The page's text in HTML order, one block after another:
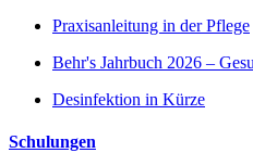
Praxisanleitung in der Pflege
Behr's Jahrbuch 2026 –
Desinfektion in Kürze
Schulungen